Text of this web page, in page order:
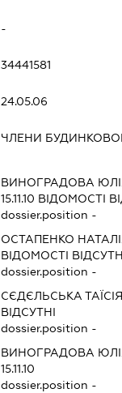
-
34441581
24.05.06
ЧЛЕНИ
ВИНОГРАДОВА
15.11.10 ВІДОМОСТІ
dossier.position -
ОСТАПЕНКО
ВІДОМОСТІ
dossier.position -
СЄДЄЛЬСЬКА
ВІДСУТНІ
dossier.position -
ВИНОГРАДОВА
15.11.10
dossier.position -